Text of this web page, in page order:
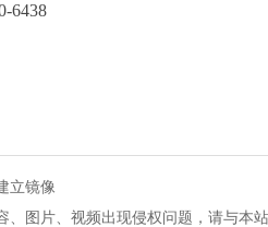
6438
立镜像
图片、视频出现侵权问题，请与本站